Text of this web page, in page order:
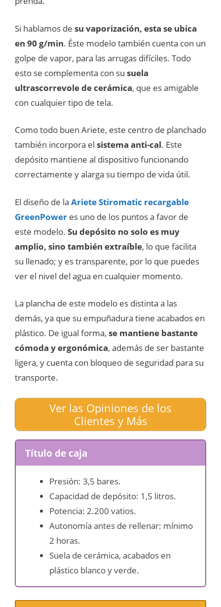
Si hablamos de su vaporización, esta se ubica
en 90 g/min. Éste modelo también cuenta con un
golpe de vapor, para las arrugas difíciles. Todo
esto se complementa con su suela
ultrascorrevole de cerámica, que es amigable
con cualquier tipo de tela.
Como todo buen Ariete, este centro de planchado
también incorpora el sistema anti-cal. Este
depósito mantiene al dispositivo funcionando
correctamente y alarga su tiempo de vida útil.
El diseño de la Ariete Stiromatic recargable
GreenPower es uno de los puntos a favor de
este modelo. Su depósito no solo es muy
amplio, sino también extraíble, lo que facilita
su llenado; y es transparente, por lo que puedes
ver el nivel del agua en cualquier momento.
La plancha de este modelo es distinta a las
demás, ya que su empuñadura tiene acabados en
plástico. De igual forma, se mantiene bastante
cómoda y ergonómica, además de ser bastante
ligera, y cuenta con bloqueo de seguridad para su
transporte.
Ver las Opiniones de los
Clientes y Más
Título de caja
Presión: 3,5 bares.
Capacidad de depósito: 1,5 litros.
Potencia: 2.200 vatios.
Autonomía antes de rellenar: mínimo
2 horas.
Suela de cerámica, acabados en
plástico blanco y verde.